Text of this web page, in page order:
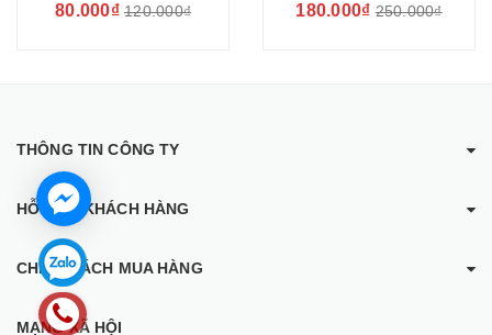
80.000₫ 120.000₫ 180.000₫ 250.000₫
THÔNG TIN CÔNG TY
HỖ TRỢ KHÁCH HÀNG
CHÍNH SÁCH MUA HÀNG
MẠNG XÃ HỘI